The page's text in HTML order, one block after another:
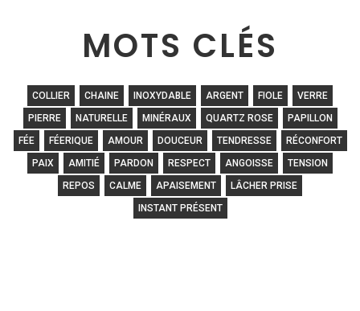
MOTS CLÉS
COLLIER CHAINE INOXYDABLE ARGENT FIOLE
VERRE
PIERRE
NATURELLE MINÉRAUX QUARTZ ROSE
PAPILLON
FÉE
FÉERIQUE AMOUR DOUCEUR TENDRESSE
RÉCONFORT
PAIX
AMITIÉ PARDON RESPECT ANGOISSE
TENSION
REPOS
CALME APAISEMENT
LÂCHER PRISE
INSTANT PRÉSENT